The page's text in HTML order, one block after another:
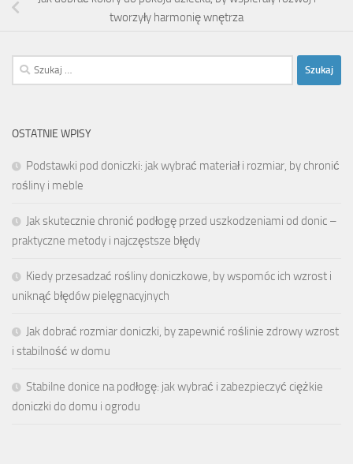
tworzyły harmonię wnętrza
Szukaj:
OSTATNIE WPISY
Podstawki pod doniczki: jak wybrać materiał i rozmiar, by chronić
rośliny i meble
Jak skutecznie chronić podłogę przed uszkodzeniami od donic –
praktyczne metody i najczęstsze błędy
Kiedy przesadzać rośliny doniczkowe, by wspomóc ich wzrost i
uniknąć błędów pielęgnacyjnych
Jak dobrać rozmiar doniczki, by zapewnić roślinie zdrowy wzrost
i stabilność w domu
Stabilne donice na podłogę: jak wybrać i zabezpieczyć ciężkie
doniczki do domu i ogrodu